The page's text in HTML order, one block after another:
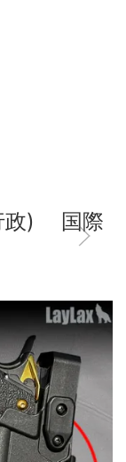
) 国際